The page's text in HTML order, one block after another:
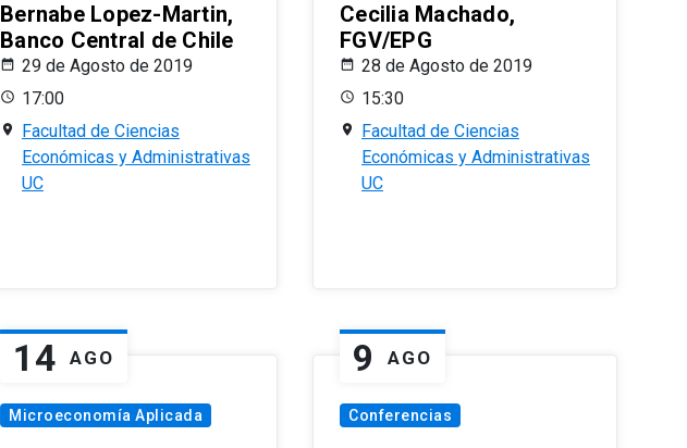
Bernabe Lopez-Martin,
Banco Central de Chile
29 de Agosto de 2019
17:00
Facultad de Ciencias
Económicas y Administrativas
UC
Cecilia Machado,
FGV/EPG
28 de Agosto de 2019
15:30
Facultad de Ciencias
Económicas y Administrativas
UC
14 AGO
Microeconomía Aplicada
9 AGO
Conferencias